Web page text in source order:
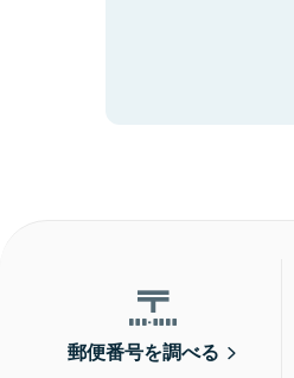
郵便番号を調べる